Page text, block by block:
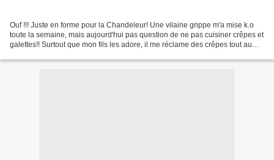
Ouf !!! Juste en forme pour la Chandeleur! Une vilaine grippe m'a mise k.o
toute la semaine, mais aujourd'hui pas question de ne pas cuisiner crêpes et
galettes!! Surtout que mon fils les adore, il me réclame des crêpes tout au